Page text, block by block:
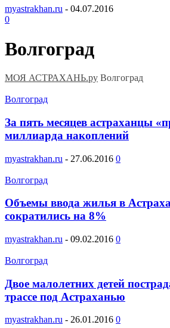
myastrakhan.ru - 04.07.2016
0
Волгоград
МОЯ АСТРАХАНЬ.ру Волгоград
Волгоград
За пять месяцев астраханцы
миллиарда накоплений
myastrakhan.ru - 27.06.2016 0
Волгоград
Объемы ввода жилья в
сократились на 8%
myastrakhan.ru - 09.02.2016 0
Волгоград
Двое малолетних детей
трассе под Астраханью
myastrakhan.ru - 26.01.2016 0